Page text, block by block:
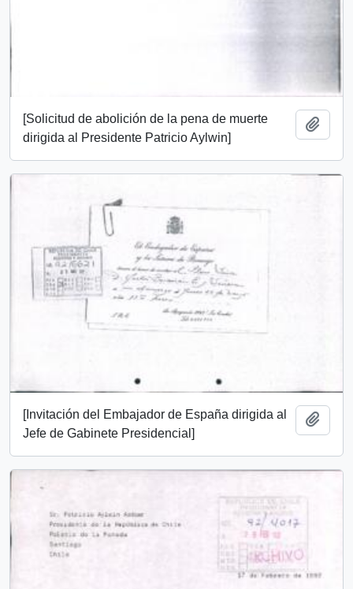
[Solicitud de abolición de la pena de muerte
dirigida al Presidente Patricio Aylwin]
[Invitación del Embajador de España dirigida al
Jefe de Gabinete Presidencial]